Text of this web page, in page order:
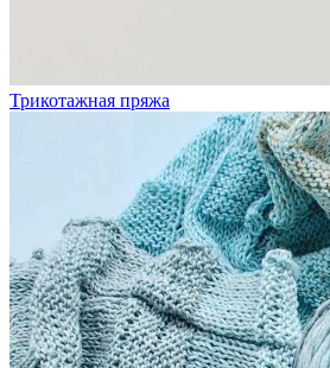
Трикотажная пряжа